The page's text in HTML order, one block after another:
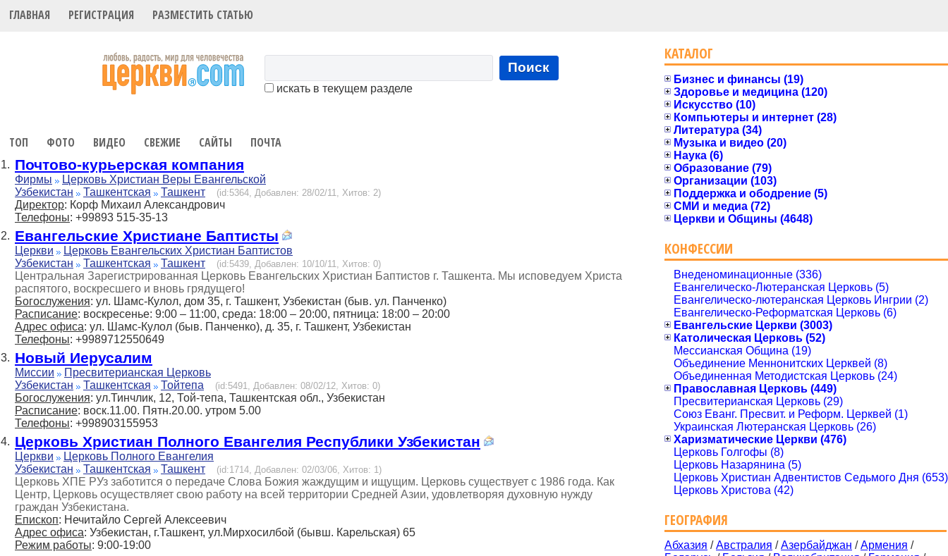
ГЛАВНАЯ РЕГИСТРАЦИЯ РАЗМЕСТИТЬ СТАТЬЮ
Поиск
искать в текущем разделе
ТОП ФОТО ВИДЕО СВЕЖИЕ САЙТЫ ПОЧТА
1. Почтово-курьерская компания
Фирмы
Церковь Христиан Веры Евангельской
Узбекистан
Ташкентская Ташкент (id:5364, Добавлен: 28/02/11, Хитов: 2)
Директор: Корф Михаил Александрович
Телефоны: +99893 515-35-13
2. Евангельские Христиане Баптисты
Церкви
Церковь Евангельских Христиан Баптистов
Узбекистан
Ташкентская Ташкент (id:5439, Добавлен: 10/10/11, Хитов: 0)
Центральная Зарегистрированная Церковь Евангельских Христиан Баптистов г. Ташкента. Мы исповедуем Христа
распятого, воскресшего и вновь грядущего!
Богослужения: ул. Шамс-Кулол, дом 35, г. Ташкент, Узбекистан (быв. ул. Панченко)
Расписание: воскресенье: 9:00 – 11:00, среда: 18:00 – 20:00, пятница: 18:00 – 20:00
Адрес офиса: ул. Шамс-Кулол (быв. Панченко), д. 35, г. Ташкент, Узбекистан
Телефоны: +9989712550649
3. Новый Иерусалим
Миссии
Пресвитерианская Церковь
Узбекистан
Ташкентская Тойтепа (id:5491, Добавлен: 08/02/12, Хитов: 0)
Богослужения: ул.Тинчлик, 12, Той-тепа, Ташкентская обл., Узбекистан
Расписание: воск.11.00. Пятн.20.00. утром 5.00
Телефоны: +998903155953
4. Церковь Христиан Полного Евангелия Республики Узбекистан
Церкви
Церковь Полного Евангелия
Узбекистан
Ташкентская Ташкент (id:1714, Добавлен: 02/03/06, Хитов: 1)
Церковь ХПЕ РУз заботится о передаче Слова Божия жаждущим и ищущим. Церковь существует с 1986 года. Как
Центр, Церковь осуществляет свою работу на всей территории Средней Азии, удовлетворяя духовную нужду
граждан Узбекистана.
Епископ: Нечитайло Сергей Алексеевич
Адрес офиса: Узбекистан, г.Ташкент, ул.Мирхосилбой (бывш. Карельская) 65
Режим работы: 9:00-19:00
КАТАЛОГ
Бизнес и финансы (19)
Здоровье и медицина (120)
Искусство (10)
Компьютеры и интернет (28)
Литература (34)
Музыка и видео (20)
Наука (6)
Образование (79)
Организации (103)
Поддержка и ободрение (5)
СМИ и медиа (72)
Церкви и Общины (4648)
КОНФЕССИИ
Внеденоминационные (336)
Евангелическо-Лютеранская Церковь (5)
Евангелическо-лютеранская Церковь Ингрии (2)
Евангелическо-Реформатская Церковь (6)
Евангельские Церкви (3003)
Католическая Церковь (52)
Мессианская Община (19)
Объединение Меннонитских Церквей (8)
Объединенная Методистская Церковь (24)
Православная Церковь (449)
Пресвитерианская Церковь (29)
Союз Еванг. Пресвит. и Реформ. Церквей (1)
Украинская Лютеранская Церковь (26)
Харизматические Церкви (476)
Церковь Голгофы (8)
Церковь Назарянина (5)
Церковь Христиан Адвентистов Седьмого Дня (653)
Церковь Христова (42)
ГЕОГРАФИЯ
Абхазия /Австралия /Азербайджан /Армения /